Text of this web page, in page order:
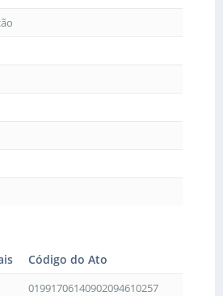
Código do Ato
01991706140902094610257